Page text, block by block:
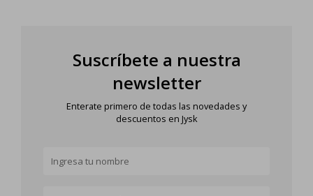
Suscríbete a nuestra
newsletter
Enterate primero de todas las novedades y
descuentos en Jysk